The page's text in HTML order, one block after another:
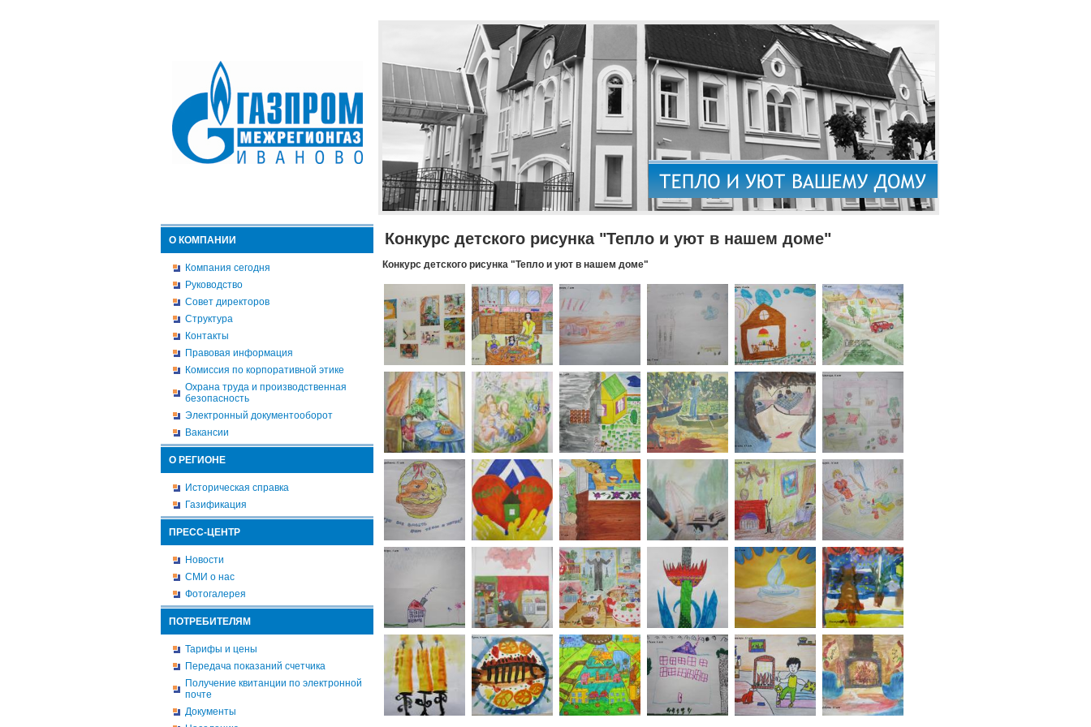
О КОМПАНИИ
Компания сегодня
Руководство
Совет директоров
Структура
Контакты
Правовая информация
Комиссия по корпоративной этике
Охрана труда и производственная
безопасность
Электронный документооборот
Вакансии
О РЕГИОНЕ
Историческая справка
Газификация
ПРЕСС-ЦЕНТР
Новости
СМИ о нас
Фотогалерея
ПОТРЕБИТЕЛЯМ
Тарифы и цены
Передача показаний счетчика
Получение квитанции по электронной
почте
Документы
Конкурс детского рисунка "Тепло и уют в нашем доме"
Конкурс детского рисунка "Тепло и уют в нашем доме"